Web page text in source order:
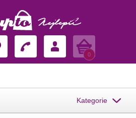
Košík
0
Kategorie